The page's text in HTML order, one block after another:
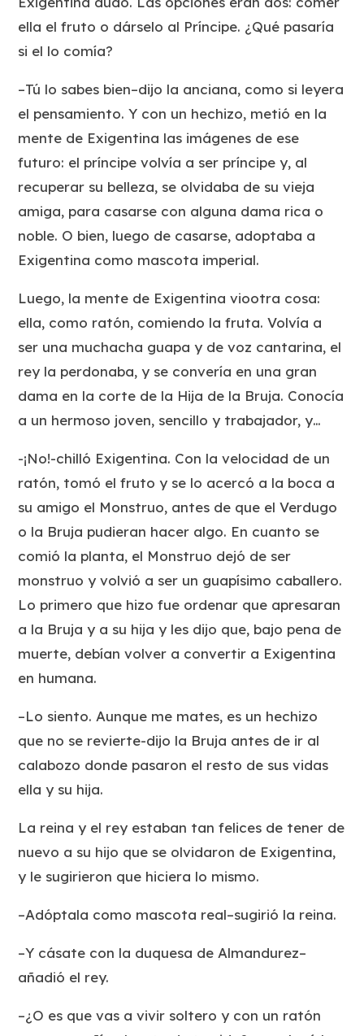
ella el fruto o dárselo al Príncipe. ¿Qué pasaría
si el lo comía?
–Tú lo sabes bien–dijo la anciana, como si leyera
el pensamiento. Y con un hechizo, metió en la
mente de Exigentina las imágenes de ese
futuro: el príncipe volvía a ser príncipe y, al
recuperar su belleza, se olvidaba de su vieja
amiga, para casarse con alguna dama rica o
noble. O bien, luego de casarse, adoptaba a
Exigentina como mascota imperial.
Luego, la mente de Exigentina viootra cosa:
ella, como ratón, comiendo la fruta. Volvía a
ser una muchacha guapa y de voz cantarina, el
rey la perdonaba, y se convería en una gran
dama en la corte de la Hija de la Bruja. Conocía
a un hermoso joven, sencillo y trabajador, y…
-¡No!-chilló Exigentina. Con la velocidad de un
ratón, tomó el fruto y se lo acercó a la boca a
su amigo el Monstruo, antes de que el Verdugo
o la Bruja pudieran hacer algo. En cuanto se
comió la planta, el Monstruo dejó de ser
monstruo y volvió a ser un guapísimo caballero.
Lo primero que hizo fue ordenar que apresaran
a la Bruja y a su hija y les dijo que, bajo pena de
muerte, debían volver a convertir a Exigentina
en humana.
–Lo siento. Aunque me mates, es un hechizo
que no se revierte-dijo la Bruja antes de ir al
calabozo donde pasaron el resto de sus vidas
ella y su hija.
La reina y el rey estaban tan felices de tener de
nuevo a su hijo que se olvidaron de Exigentina,
y le sugirieron que hiciera lo mismo.
–Adóptala como mascota real–sugirió la reina.
–Y cásate con la duquesa de Almandurez–
añadió el rey.
–¿O es que vas a vivir soltero y con un ratón